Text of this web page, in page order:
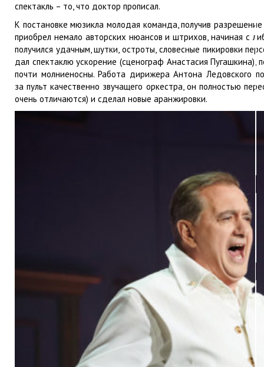
спектакль – то, что доктор прописал.
К постановке мюзикла молодая команда, получив
приобрел немало авторских нюансов и штрихов, начиная с
получился удачным, шутки, остроты, словесные пикировки
дал спектаклю ускорение (сценограф Анастасия
почти молниеносны. Работа дирижера Антона Ледовского
за пульт качественно звучащего оркестра, он полностью
очень отличаются) и сделал новые аранжировки.